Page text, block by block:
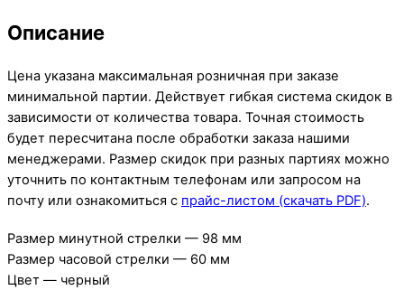
Описание
Цена указана максимальная розничная при заказе
минимальной партии. Действует гибкая система скидок в
зависимости от количества товара. Точная стоимость
будет пересчитана после обработки заказа нашими
менеджерами. Размер скидок при разных партиях можно
уточнить по контактным телефонам или запросом на
почту или ознакомиться с прайс-листом (скачать PDF).
Размер минутной стрелки — 98 мм
Размер часовой стрелки — 60 мм
Цвет — черный